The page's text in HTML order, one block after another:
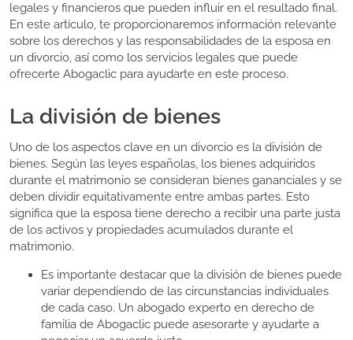
legales y financieros que pueden influir en el resultado final.
En este artículo, te proporcionaremos información relevante
sobre los derechos y las responsabilidades de la esposa en
un divorcio, así como los servicios legales que puede
ofrecerte Abogaclic para ayudarte en este proceso.
La división de bienes
Uno de los aspectos clave en un divorcio es la división de
bienes. Según las leyes españolas, los bienes adquiridos
durante el matrimonio se consideran bienes gananciales y se
deben dividir equitativamente entre ambas partes. Esto
significa que la esposa tiene derecho a recibir una parte justa
de los activos y propiedades acumulados durante el
matrimonio.
Es importante destacar que la división de bienes puede
variar dependiendo de las circunstancias individuales
de cada caso. Un abogado experto en derecho de
familia de Abogaclic puede asesorarte y ayudarte a